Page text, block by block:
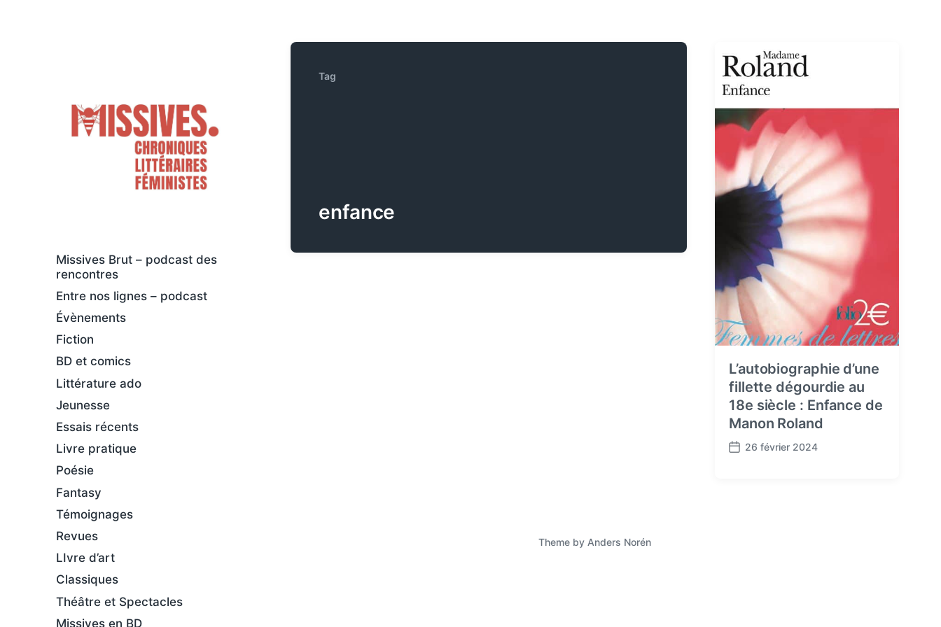
large
Missives Brut – podcast des
rencontres
Entre nos lignes – podcast
Évènements
Fiction
BD et comics
Littérature ado
Jeunesse
Essais récents
Livre pratique
Poésie
Fantasy
Témoignages
Revues
LIvre d’art
Classiques
Théâtre et Spectacles
Missives en BD
Tag
enfance
L’autobiographie d’une
fillette dégourdie au
18e siècle : Enfance de
Manon Roland
P
26 février 2024
Theme byAnders Norén